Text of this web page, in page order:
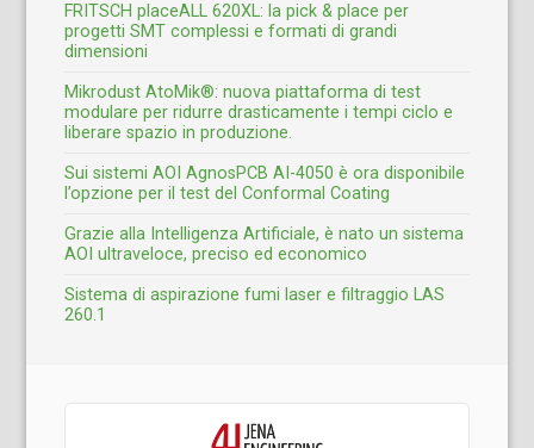
FRITSCH placeALL 620XL: la pick & place per
progetti SMT complessi e formati di grandi
dimensioni
Mikrodust AtoMik®: nuova piattaforma di test
modulare per ridurre drasticamente i tempi ciclo e
liberare spazio in produzione.
Sui sistemi AOI AgnosPCB AI-4050 è ora disponibile
l’opzione per il test del Conformal Coating
Grazie alla Intelligenza Artificiale, è nato un sistema
AOI ultraveloce, preciso ed economico
Sistema di aspirazione fumi laser e filtraggio LAS
260.1